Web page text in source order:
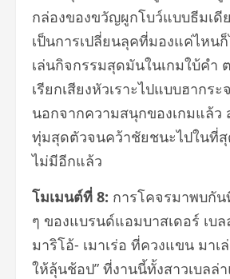
กล่องของขวัญผูกโบว์แบบธีมเดี
เป็นการเปลี่ยนลุคที่มองแค่ไหน
เล่นกิจกรรมสุดมันในเกมใบ้คำ
เรียกเสียงหัวเราะไปแบบฮากระ
นอกจากความสนุกของเกมแล้ว
ทุ่มสุดตัวจนคว้าชัยชนะไปในที่
ไม่มีอีกแล้ว
โมเมนต์ที่ 8: การโคจรมาพบกัน
ๆ ของแบรนด์แอมบาสเดอร์ เบ
มาริโอ้- เมาเร่อ ที่ควงแขน มาเ
ให้ลุ้นช้อป” ที่งานนี้ทั้งสาวเบลล่